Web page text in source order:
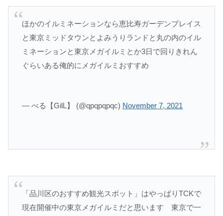
ほかのイルミネーションなら恵比寿ガーデンプレイス
と東京ミッドタウンとよみうりランドと丸の内のイル
ミネーションと東京メガイルミとか3日で回りきれん
ぐらいある俺的にメガイルミおすすめ
— べる【GilL】 (@qpqpqpqc) November 7, 2021
「品川区のおすすめ観光スポット」はやっぱりTCKで
現在開催中の東京メガイルミだと思います 東京で一